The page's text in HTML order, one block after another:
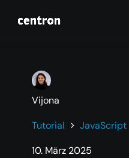
Vijona
Tutorial
JavaScript
10. März 2025